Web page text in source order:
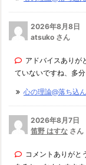
2026年8月8日
atsuko さん
アドバイスありが
ていないですね、多
心の理論@落ち込
2026年8月7日
笛野 はすな さん
コメントありがと